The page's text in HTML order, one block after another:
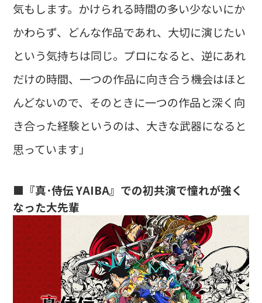
気もします。かけられる時間の多い少ないにか
かわらず、どんな作品であれ、大切に演じたい
という気持ちは同じ。プロになると、逆にあれ
だけの時間、一つの作品に向き合う機会はほと
んどないので、そのときに一つの作品と深く向
き合った経験というのは、大きな武器になると
思っています」
■『真･侍伝 YAIBA』での初共演で憧れが強く
なった大先輩